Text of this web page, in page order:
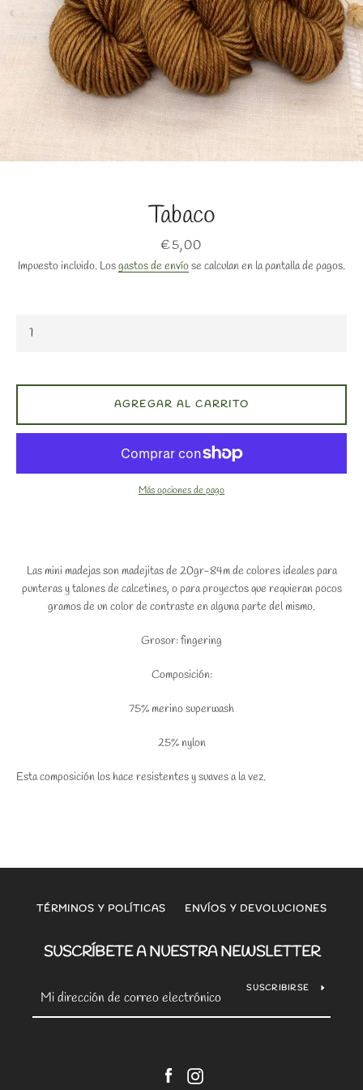
Tabaco
Precio
€5,00
Impuesto incluido. Losgastos de envíose calculan en la pantalla de pagos.
Las mini madejas son madejitas de 20gr-84m de colores ideales para
punteras y talones de calcetines, o para proyectos que requieran pocos
gramos de un color de contraste en alguna parte del mismo.
Grosor: fingering
Composición:
75% merino superwash
25% nylon
Esta composición los hace resistentes y suaves a la vez.
AGREGAR AL CARRITO
Más opciones de pago
TÉRMINOS Y POLÍTICAS ENVÍOS Y DEVOLUCIONES
SUSCRÍBETE A NUESTRA NEWSLETTER
SUSCRIBIRSE
FacebookInstagram